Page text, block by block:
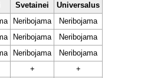
Svetainei
Universalus
Neribojama
Neribojama
Neribojama
Neribojama
Neribojama
Neribojama
+
+